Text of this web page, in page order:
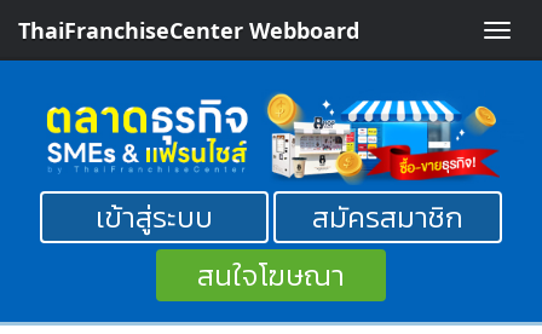
Toggle
ThaiFranchiseCenter Webboard
เข้าสู่ระบบ
สมัครสมาชิก
สนใจโฆษณา